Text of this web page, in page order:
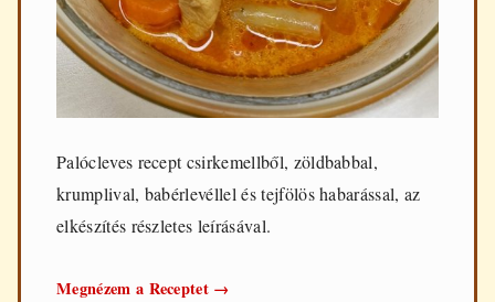
Palócleves recept csirkemellből, zöldbabbal,
krumplival, babérlevéllel és tejfölös habarással, az
elkészítés részletes leírásával.
Megnézem a Receptet Palócleves
→